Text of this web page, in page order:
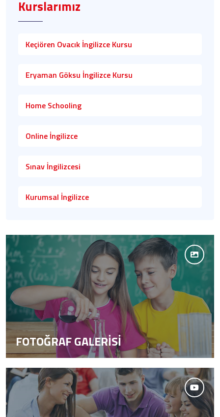
Kurslarımız
Keçiören Ovacık İngilizce Kursu
Eryaman Göksu İngilizce Kursu
Home Schooling
Online İngilizce
Sınav İngilizcesi
Kurumsal İngilizce
FOTOĞRAF GALERİSİ